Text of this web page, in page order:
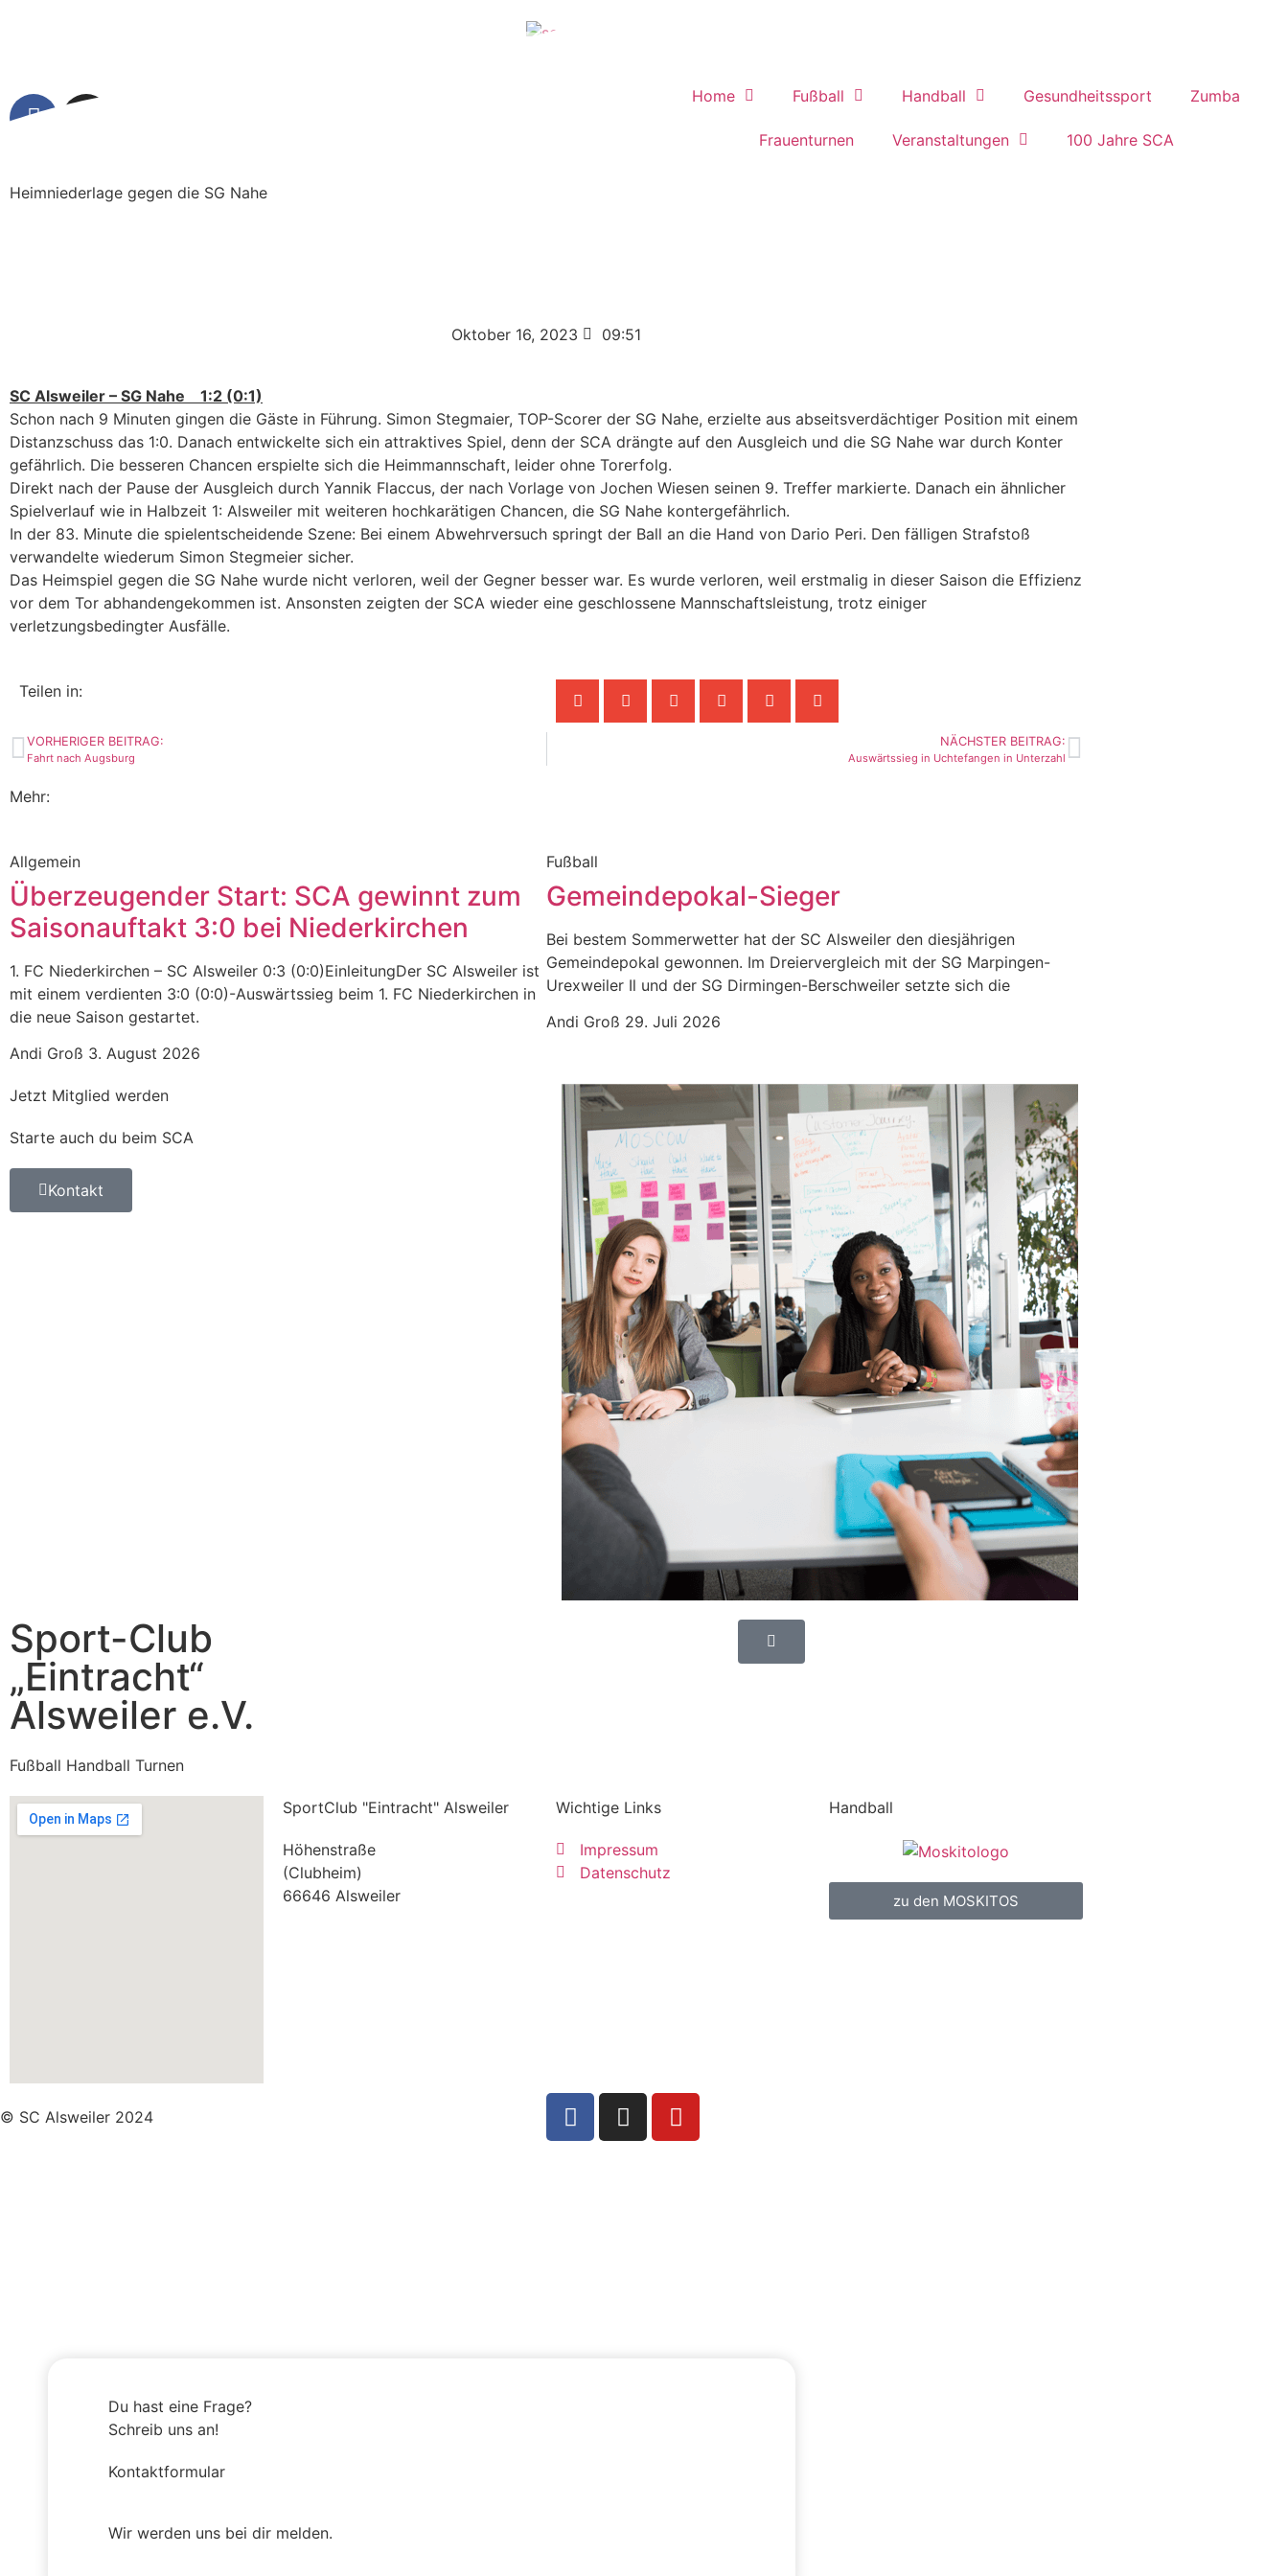
Home Fußball Handball Gesundheitssport Zumba
Frauenturnen Veranstaltungen 100 Jahre SCA
Heimniederlage gegen die SG Nahe
Oktober 16, 2023 09:51
SC Alsweiler – SG Nahe 1:2 (0:1)
Schon nach 9 Minuten gingen die Gäste in Führung. Simon Stegmaier, TOP-Scorer der SG Nahe, erzielte aus abseitsverdächtiger Position mit einem
Distanzschuss das 1:0. Danach entwickelte sich ein attraktives Spiel, denn der SCA drängte auf den Ausgleich und die SG Nahe war durch Konter
gefährlich. Die besseren Chancen erspielte sich die Heimmannschaft, leider ohne Torerfolg.
Direkt nach der Pause der Ausgleich durch Yannik Flaccus, der nach Vorlage von Jochen Wiesen seinen 9. Treffer markierte. Danach ein ähnlicher
Spielverlauf wie in Halbzeit 1: Alsweiler mit weiteren hochkarätigen Chancen, die SG Nahe kontergefährlich.
In der 83. Minute die spielentscheidende Szene: Bei einem Abwehrversuch springt der Ball an die Hand von Dario Peri. Den fälligen Strafstoß
verwandelte wiederum Simon Stegmeier sicher.
Das Heimspiel gegen die SG Nahe wurde nicht verloren, weil der Gegner besser war. Es wurde verloren, weil erstmalig in dieser Saison die Effizienz
vor dem Tor abhandengekommen ist. Ansonsten zeigten der SCA wieder eine geschlossene Mannschaftsleistung, trotz einiger
verletzungsbedingter Ausfälle.
Teilen in:
VORHERIGER BEITRAG:
Fahrt nach Augsburg
NÄCHSTER BEITRAG:
Auswärtssieg in Uchtefangen in Unterzahl
Mehr:
Allgemein
Überzeugender Start: SCA gewinnt zum
Saisonauftakt 3:0 bei Niederkirchen
1. FC Niederkirchen – SC Alsweiler 0:3 (0:0)EinleitungDer SC Alsweiler ist
mit einem verdienten 3:0 (0:0)-Auswärtssieg beim 1. FC Niederkirchen in
die neue Saison gestartet.
Andi Groß 3. August 2026
Fußball
Gemeindepokal-Sieger
Bei bestem Sommerwetter hat der SC Alsweiler den diesjährigen
Gemeindepokal gewonnen. Im Dreiervergleich mit der SG Marpingen-
Urexweiler Il und der SG Dirmingen-Berschweiler setzte sich die
Andi Groß 29. Juli 2026
Jetzt Mitglied werden
Starte auch du beim SCA
Kontakt
Sport-Club
„Eintracht“
Alsweiler e.V.
Fußball Handball Turnen
SportClub "Eintracht" Alsweiler
Höhenstraße
(Clubheim)
66646 Alsweiler
Wichtige Links
Impressum
Datenschutz
Handball
zu den MOSKITOS
© SC Alsweiler 2024
Du hast eine Frage?
Schreib uns an!
Kontaktformular
Wir werden uns bei dir melden.